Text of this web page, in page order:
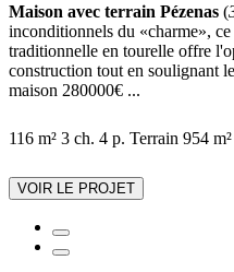
Maison avec terrain Pézenas (
inconditionnels du «charme»,
traditionnelle en tourelle offre
construction tout en soulignant
maison 280000€ ...
116 m² 3 ch. 4 p. Terrain 954 m²
VOIR LE PROJET